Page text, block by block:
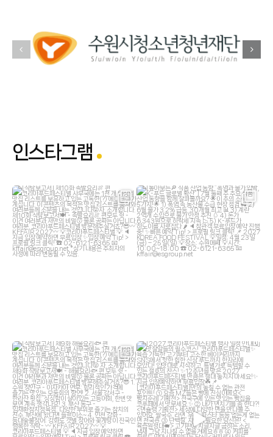
인스타그램
kffair_live
7월 23
kffair_live
7월 12
kffair_live
7월 8
kffair_live
7월 2